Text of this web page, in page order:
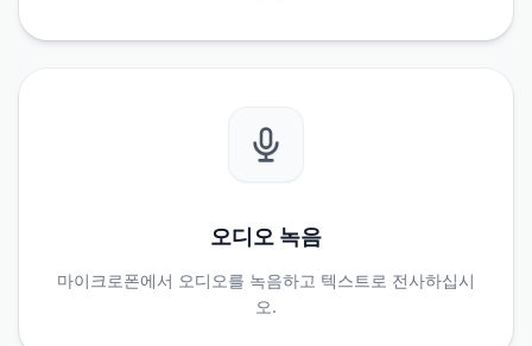
오디오 녹음
마이크로폰에서 오디오를 녹음하고 텍스트로 전사하십시
오.